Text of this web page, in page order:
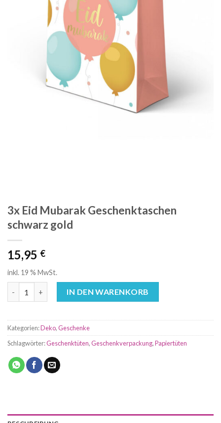
3x Eid Mubarak Geschenktaschen
schwarz gold
15,95 €
inkl. 19 % MwSt.
IN DEN WARENKORB
Kategorien:Deko,Geschenke
Schlagwörter:Geschenktüten,Geschenkverpackung,Papiertüten